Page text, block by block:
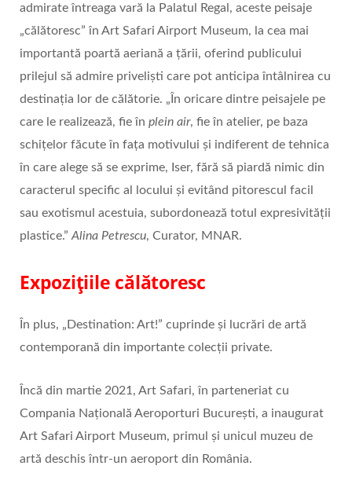
admirate întreaga vară la Palatul Regal, aceste peisaje
„călătoresc” în Art Safari Airport Museum, la cea mai
importantă poartă aeriană a țării, oferind publicului
prilejul să admire priveliști care pot anticipa întâlnirea cu
destinația lor de călătorie. „În oricare dintre peisajele pe
care le realizează, fie în plein air, fie în atelier, pe baza
schițelor făcute în fața motivului și indiferent de tehnica
în care alege să se exprime, Iser, fără să piardă nimic din
caracterul specific al locului și evitând pitorescul facil
sau exotismul acestuia, subordonează totul expresivității
plastice.” Alina Petrescu, Curator, MNAR.
Expozițiile călătoresc
În plus, „Destination: Art!” cuprinde și lucrări de artă
contemporană din importante colecții private.
Încă din martie 2021, Art Safari, în parteneriat cu
Compania Națională Aeroporturi București, a inaugurat
Art Safari Airport Museum, primul și unicul muzeu de
artă deschis într-un aeroport din România.